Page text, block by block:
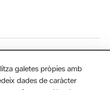
galetes pròpies amb
dades de caràcter